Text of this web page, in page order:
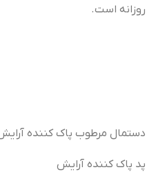
روزانه است.
دستمال مرطوب پاک کننده
پد پاک کننده آرایش